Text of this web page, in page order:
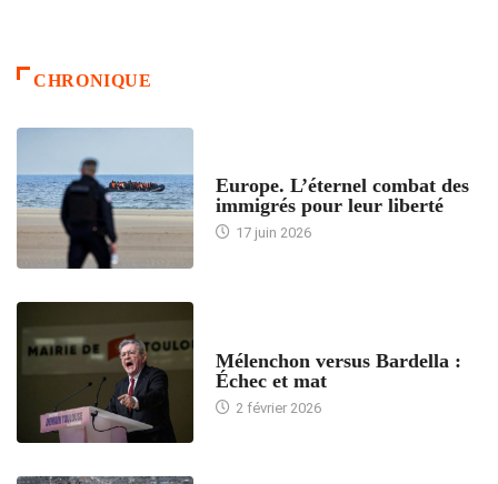
CHRONIQUE
Europe. L’éternel combat des
immigrés pour leur liberté
17 juin 2026
Mélenchon versus Bardella :
Échec et mat
2 février 2026